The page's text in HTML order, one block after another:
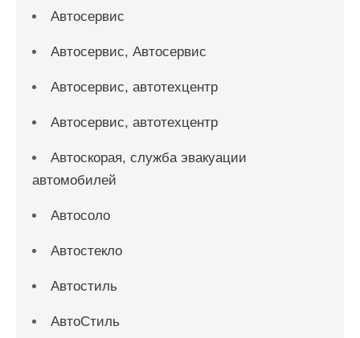
Автосервис
Автосервис, Автосервис
Автосервис, автотехцентр
Автосервис, автотехцентр
Автоскорая, служба эвакуации
автомобилей
Автосоло
Автостекло
Автостиль
АвтоСтиль